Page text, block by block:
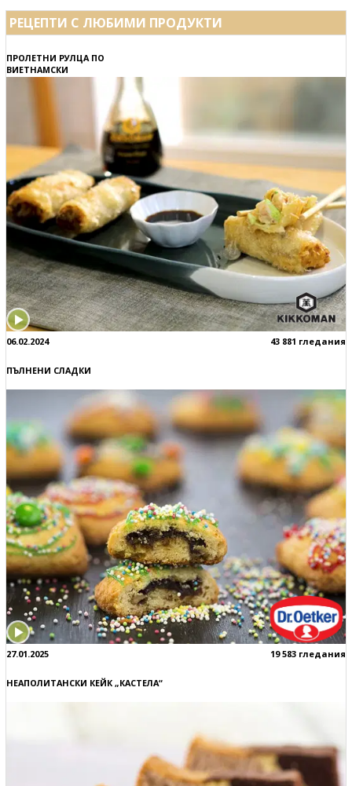
РЕЦЕПТИ С ЛЮБИМИ ПРОДУКТИ
ПРОЛЕТНИ РУЛЦА ПО
ВИЕТНАМСКИ
06.02.2024 43 881 гледания
ПЪЛНЕНИ СЛАДКИ
27.01.2025 19 583 гледания
НЕАПОЛИТАНСКИ КЕЙК „КАСТЕЛА“